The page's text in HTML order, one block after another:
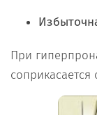
При